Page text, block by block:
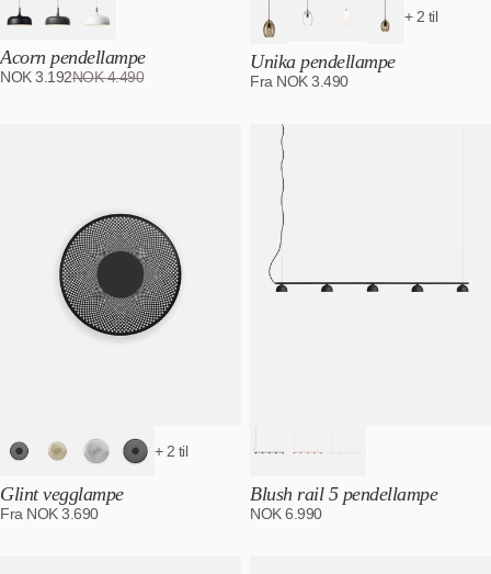
Acorn pendellampe
NOK3.192NOK4.490
+ 2 til
Unika pendellampe
Fra NOK3.490
+ 2 til
Glint vegglampe
Fra NOK3.690
Blush rail 5 pendellampe
NOK6.990